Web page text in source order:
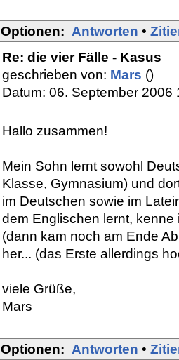
Optionen: Antworten •
Re: die vier Fälle - Kasus
geschrieben von: Mars ()
Datum: 06. September 2006
Hallo zusammen!
Mein Sohn lernt sowohl
Klasse, Gymnasium) und
im Deutschen sowie im
dem Englischen lernt,
(dann kam noch am Ende
her... (das Erste allerdings
viele Grüße,
Mars
Optionen: Antworten •